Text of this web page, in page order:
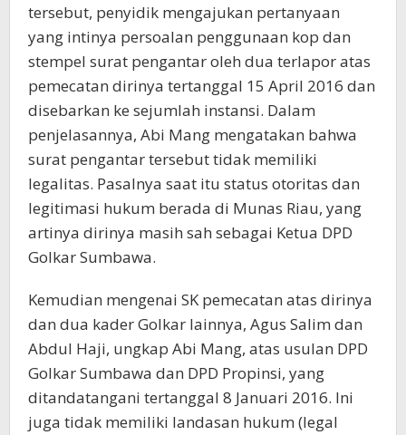
tersebut, penyidik mengajukan pertanyaan
yang intinya persoalan penggunaan kop dan
stempel surat pengantar oleh dua terlapor atas
pemecatan dirinya tertanggal 15 April 2016 dan
disebarkan ke sejumlah instansi. Dalam
penjelasannya, Abi Mang mengatakan bahwa
surat pengantar tersebut tidak memiliki
legalitas. Pasalnya saat itu status otoritas dan
legitimasi hukum berada di Munas Riau, yang
artinya dirinya masih sah sebagai Ketua DPD
Golkar Sumbawa.
Kemudian mengenai SK pemecatan atas dirinya
dan dua kader Golkar lainnya, Agus Salim dan
Abdul Haji, ungkap Abi Mang, atas usulan DPD
Golkar Sumbawa dan DPD Propinsi, yang
ditandatangani tertanggal 8 Januari 2016. Ini
juga tidak memiliki landasan hukum (legal